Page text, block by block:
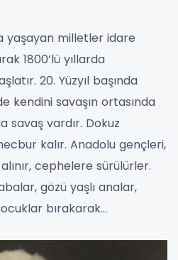
yaşayan milletler idare
1800’lü yıllarda
20. Yüzyıl başında
kendini savaşın ortasında
savaş vardır. Dokuz
kalır. Anadolu gençleri,
cephelere sürülürler.
gözü yaşlı analar,
bırakarak…